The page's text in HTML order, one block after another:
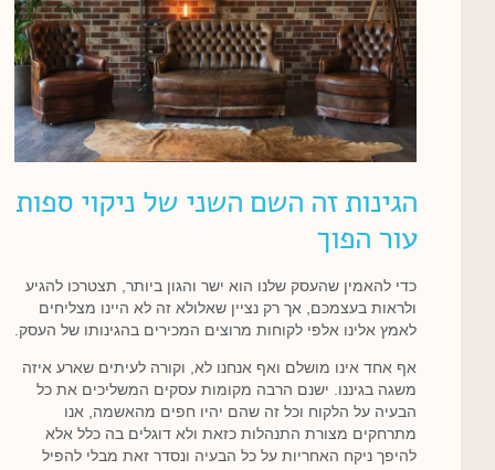
הגינות זה השם השני של ניקוי ספות
עור הפוך
כדי להאמין שהעסק שלנו הוא ישר והגון ביותר, תצטרכו להגיע
ולראות בעצמכם, אך רק נציין שאלולא זה לא היינו מצליחים
לאמץ אלינו אלפי לקוחות מרוצים המכירים בהגינותו של העסק.
אף אחד אינו מושלם ואף אנחנו לא, וקורה לעיתים שארע איזה
משגה בגיננו. ישנם הרבה מקומות עסקים המשליכים את כל
הבעיה על הלקוח וכל זה שהם יהיו חפים מהאשמה, אנו
מתרחקים מצורת התנהלות כזאת ולא דוגלים בה כלל אלא
להיפך ניקח האחריות על כל הבעיה ונסדר זאת מבלי להפיל